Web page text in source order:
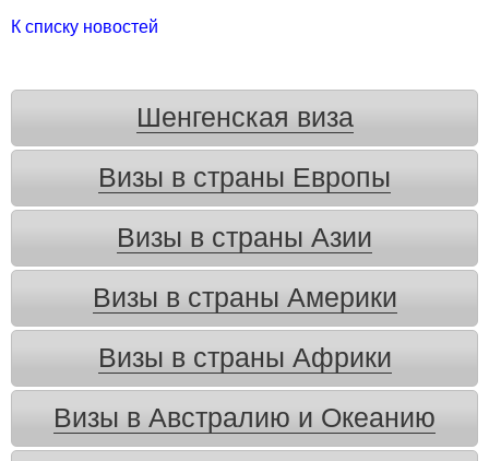
К списку новостей
Шенгенская виза
Визы в страны Европы
Визы в страны Азии
Визы в страны Америки
Визы в страны Африки
Визы в Австралию и Океанию